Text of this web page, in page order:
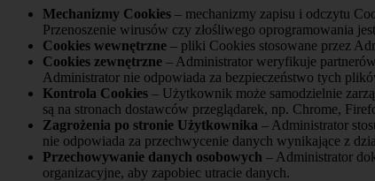
Mechanizmy Cookies – mechanizmy zapisu i odczytu
Przenoszenie wirusów czy złośliwego oprogramowania
Cookies wewnętrzne – pliki Cookies stosowane przez
Cookies zewnętrzne – Administrator weryfikuje
Administrator nie odpowiada za bezpieczeństwo tych
Kontrola Cookies – Użytkownik może samodzielnie
są na stronach dostawców przeglądarek, np. Chrome,
Zagrożenia po stronie Użytkownika – Administrator
nie odpowiada za przechwycenie danych wynikające z
Przechowywanie danych osobowych – Administrator
organizacyjne, aby zapobiec utracie danych.